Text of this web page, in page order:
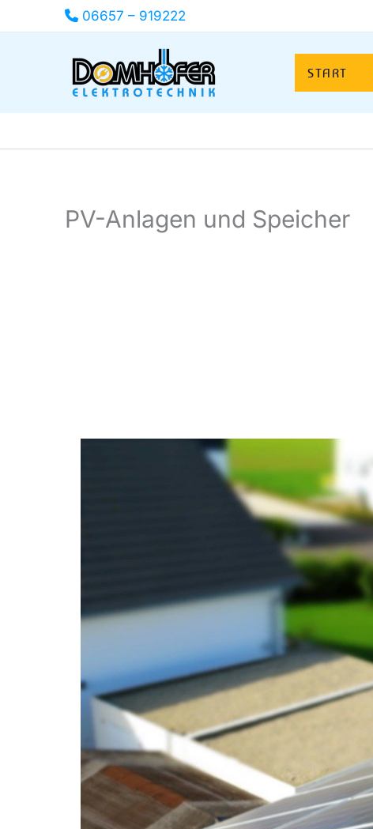
06657 – 919222
START
PV-Anlagen und Speicher